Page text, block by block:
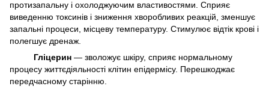
протизапальну і охолоджуючим властивостями. Сприяє
виведенню токсинів і зниження хворобливих реакцій, зменшує
запальні процеси, місцеву температуру. Стимулює відтік крові і
полегшує дренаж.
Гліцерин — зволожує шкіру, сприяє нормальному
процесу життєдіяльності клітин епідермісу. Перешкоджає
передчасному старінню.